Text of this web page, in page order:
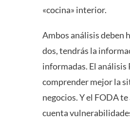
«cocina» interior.
Ambos análisis deben
dos, tendrás la
informadas. El análisis
comprender mejor la
negocios. Y el FODA
cuenta